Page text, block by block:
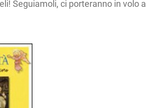
Seguiamoli, ci porteranno in volo a